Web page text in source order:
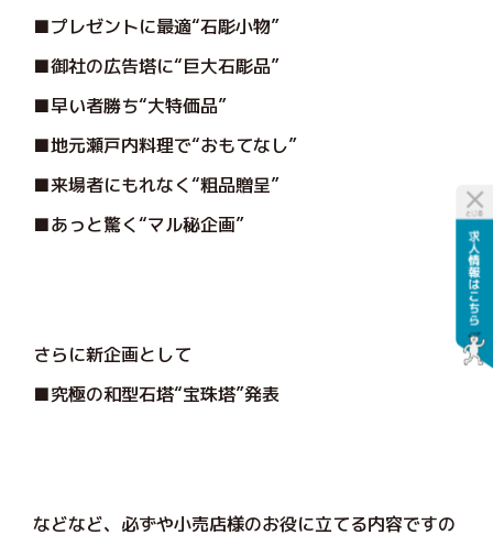
■プレゼントに最適“石彫小物”
■御社の広告塔に“巨大石彫品”
■早い者勝ち“大特価品”
■地元瀬戸内料理で“おもてなし”
■来場者にもれなく“粗品贈呈”
■あっと驚く“マル秘企画”
さらに新企画として
■究極の和型石塔“宝珠塔”発表
などなど、必ずや小売店様のお役に立てる内容ですの